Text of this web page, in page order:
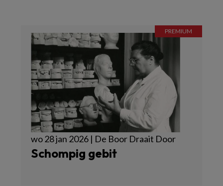
wo 28 jan 2026 | De Boor Draait Door
Schompig gebit